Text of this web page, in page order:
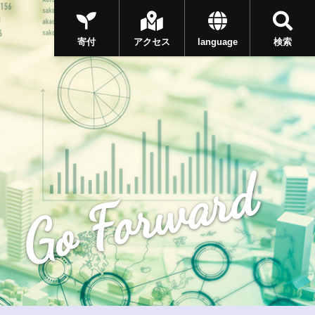
検索
language
アクセス
寄付
Go Forward